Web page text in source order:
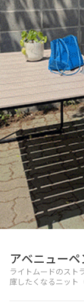
アベニュー
ライトムードのスト
庫したくなるニット